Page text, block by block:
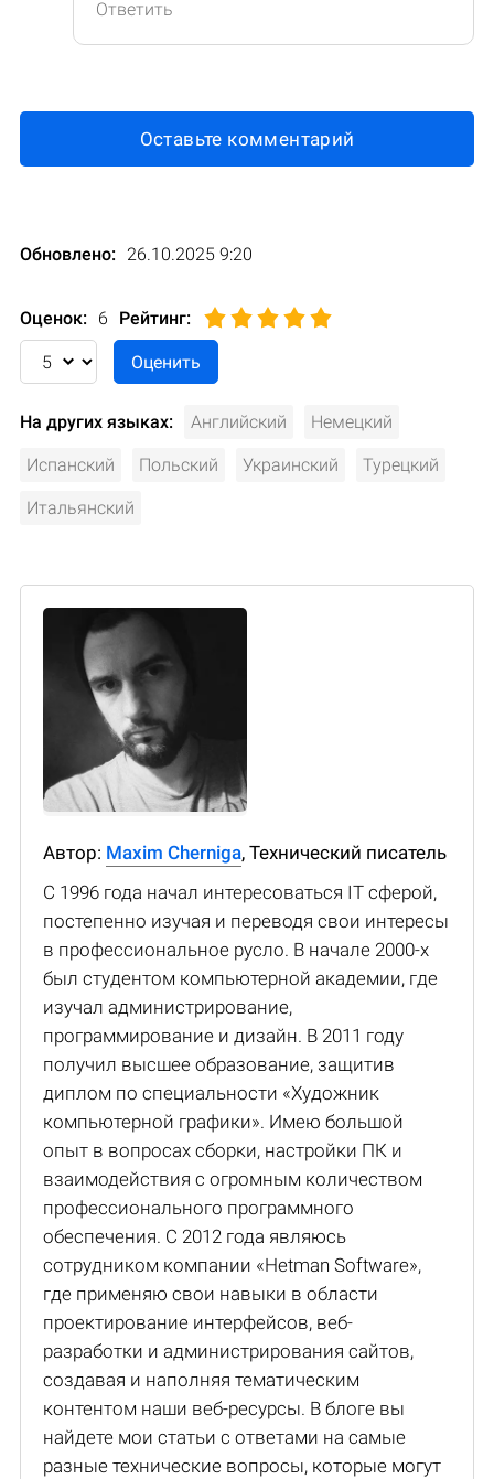
Ответить
Оставьте комментарий
Обновлено: 26.10.2025 9:20
Оценок: 6 Рейтинг:
На других языках: Английский Немецкий
Испанский Польский Украинский Турецкий
Итальянский
Автор: Maxim Cherniga, Технический писатель
С 1996 года начал интересоваться IT сферой,
постепенно изучая и переводя свои интересы
в профессиональное русло. В начале 2000-х
был студентом компьютерной академии, где
изучал администрирование,
программирование и дизайн. В 2011 году
получил высшее образование, защитив
диплом по специальности «Художник
компьютерной графики». Имею большой
опыт в вопросах сборки, настройки ПК и
взаимодействия с огромным количеством
профессионального программного
обеспечения. С 2012 года являюсь
сотрудником компании «Hetman Software»,
где применяю свои навыки в области
проектирование интерфейсов, веб-
разработки и администрирования сайтов,
создавая и наполняя тематическим
контентом наши веб-ресурсы. В блоге вы
найдете мои статьи с ответами на самые
разные технические вопросы, которые могут